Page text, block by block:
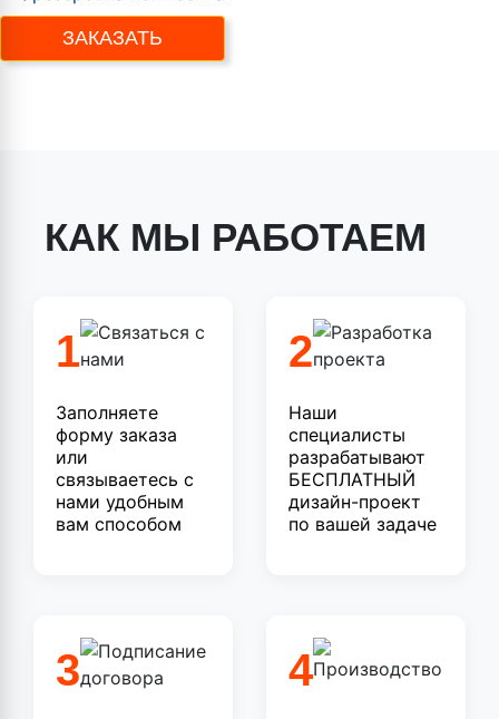
ЗАКАЗАТЬ
КАК МЫ РАБОТАЕМ
1
Заполняете
форму заказа
или
связываетесь с
нами удобным
вам способом
2
Наши
специалисты
разрабатывают
БЕСПЛАТНЫЙ
дизайн-проект
по вашей задаче
3 4